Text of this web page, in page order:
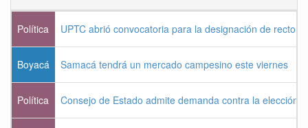
Política UPTC abrió convocatoria para la designación de rector
Boyacá Samacá tendrá un mercado campesino este viernes
Política Consejo de Estado admite demanda contra la elección